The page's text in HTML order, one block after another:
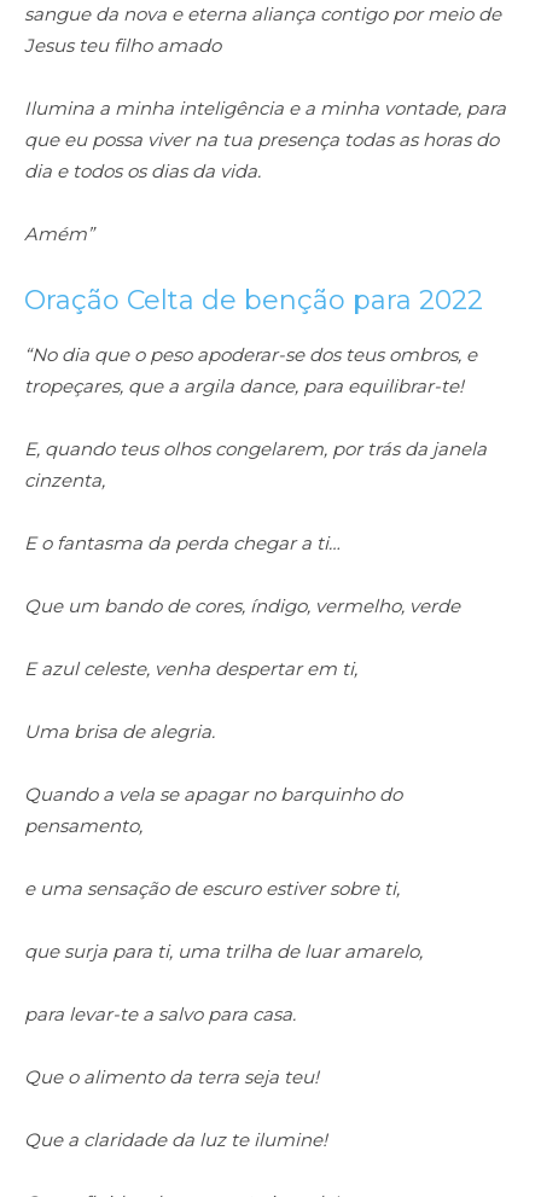
sangue da nova e eterna aliança contigo por meio de
Jesus teu filho amado
Ilumina a minha inteligência e a minha vontade, para
que eu possa viver na tua presença todas as horas do
dia e todos os dias da vida.
Amém”
Oração Celta de benção para 2022
“No dia que o peso apoderar-se dos teus ombros, e
tropeçares, que a argila dance, para equilibrar-te!
E, quando teus olhos congelarem, por trás da janela
cinzenta,
E o fantasma da perda chegar a ti…
Que um bando de cores, índigo, vermelho, verde
E azul celeste, venha despertar em ti,
Uma brisa de alegria.
Quando a vela se apagar no barquinho do
pensamento,
e uma sensação de escuro estiver sobre ti,
que surja para ti, uma trilha de luar amarelo,
para levar-te a salvo para casa.
Que o alimento da terra seja teu!
Que a claridade da luz te ilumine!